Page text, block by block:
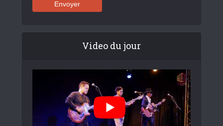
Video du jour